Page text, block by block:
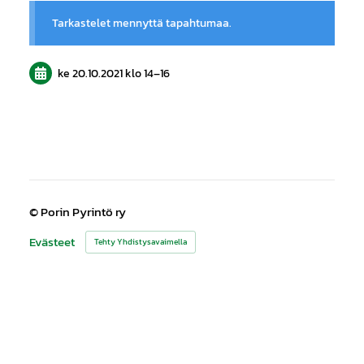
Tarkastelet mennyttä tapahtumaa.
ke 20.10.2021klo 14–16
©Porin Pyrintö ry
Evästeet
Tehty Yhdistysavaimella